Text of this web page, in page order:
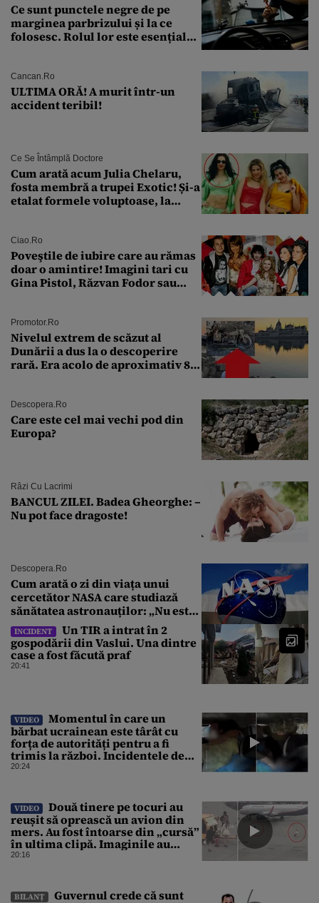
Ce sunt punctele negre de pe
marginea parbrizului și la ce
folosesc. Rolul lor este esențial
Cancan.ro
ULTIMA ORĂ! A murit într-un
accident teribil!
Ce Se Întâmplă Doctore
Cum arată acum Julia Chelaru,
fosta membră a trupei Exotic! Și-a
etalat formele voluptoase, la
Ciao.ro
Poveştile de iubire care au rămas
doar o amintire! Imagini tari cu
Gina Pistol, Răzvan Fodor sau
Promotor.ro
Nivelul extrem de scăzut al
Dunării a dus la o descoperire
rară. Era acolo de aproximativ 80
Descopera.ro
Care este cel mai vechi pod din
Europa?
Râzi Cu Lacrimi
BANCUL ZILEI. Badea Gheorghe: –
Nu pot face dragoste!
Descopera.ro
Cum arată o zi din viața unui
cercetător NASA care studiază
sănătatea astronauților: „Nu este
o știință complicată”
INCIDENT
Un TIR a intrat în 2
gospodării din Vaslui. Una dintre
case a fost făcută praf
20:41
VIDEO
Momentul în care un
bărbat ucrainean este târât cu
forța de autorități pentru a fi
trimis la război. Incidentele de
acest fel sunt tot mai dese
20:24
VIDEO
Două tinere pe tocuri au
reușit să oprească un avion din
mers. Au fost întoarse din „cursă”
în ultima clipă. Imaginile au
devenit virale
20:16
BILANȚ
Guvernul crede că sunt